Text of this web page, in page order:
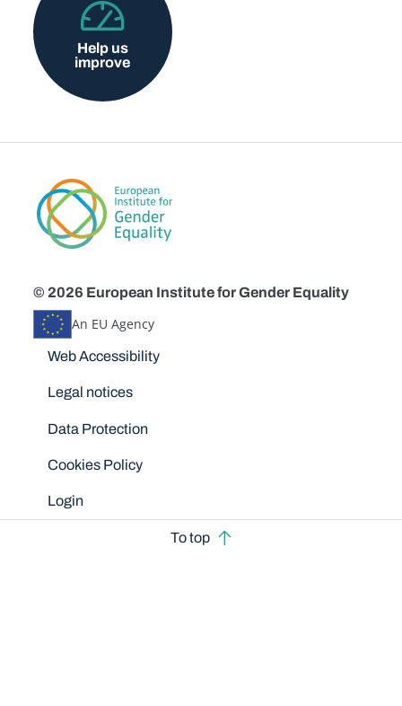
Help us
improve
© 2026 European Institute for Gender Equality
An EU Agency
Disclaimers
Web Accessibility
Legal notices
Data Protection
Cookies Policy
Login
To top